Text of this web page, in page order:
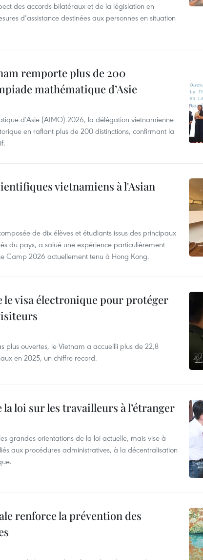
des accords bilatéraux et de la législation en
d’assistance destinées aux personnes en situation
remporte plus de 200
mathématique d’Asie
d’Asie (AIMO) 2026, la délégation vietnamienne
en raflant plus de 200 distinctions, confirmant la
vietnamiens à l'Asian
de dix élèves et étudiants issus des principaux
du pays, a salué une expérience particulièrement
Camp 2026 actuellement tenu à Hong Kong.
le visa électronique pour protéger
plus ouvertes, le Vietnam a accueilli plus de 22,8
en 2025, un chiffre record.
loi sur les travailleurs à l’étranger
grandes orientations de la loi actuelle, mais vise à
aux procédures administratives, à la décentralisation
renforce la prévention des